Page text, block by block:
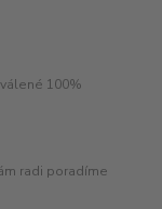
100%
radi poradíme